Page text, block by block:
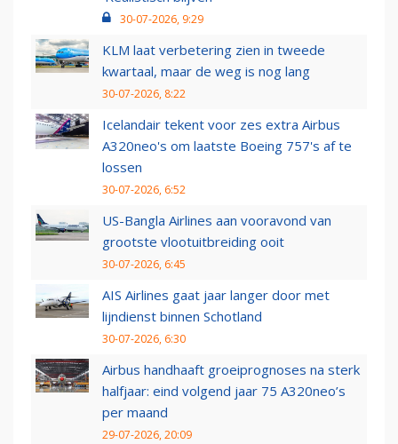
30-07-2026, 9:29
KLM laat verbetering zien in tweede
kwartaal, maar de weg is nog lang
30-07-2026, 8:22
Icelandair tekent voor zes extra Airbus
A320neo's om laatste Boeing 757's af te
lossen
30-07-2026, 6:52
US-Bangla Airlines aan vooravond van
grootste vlootuitbreiding ooit
30-07-2026, 6:45
AIS Airlines gaat jaar langer door met
lijndienst binnen Schotland
30-07-2026, 6:30
Airbus handhaaft groeiprognoses na sterk
halfjaar: eind volgend jaar 75 A320neo’s
per maand
29-07-2026, 20:09